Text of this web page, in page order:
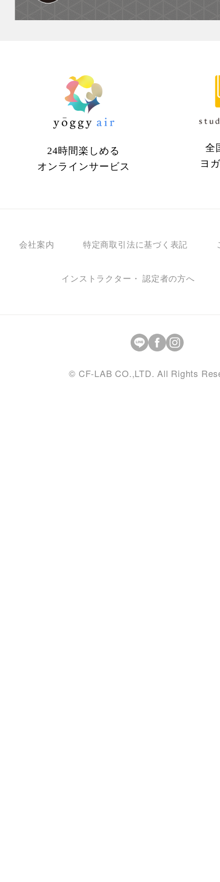
24時間楽しめる
オンラインサービス
全
ヨ
会社案内 特定商取引法に基づく表記
インストラクター・ 認定者の方へ
© CF-LAB CO.,LTD. All Rights